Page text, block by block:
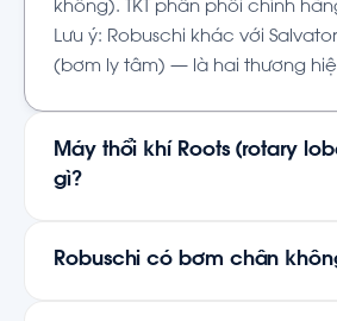
không). TKT phân phối chính
Lưu ý: Robuschi khác với
(bơm ly tâm) — là hai thương
Máy thổi khí Roots (rotary
gì?
Robuschi có bơm chân